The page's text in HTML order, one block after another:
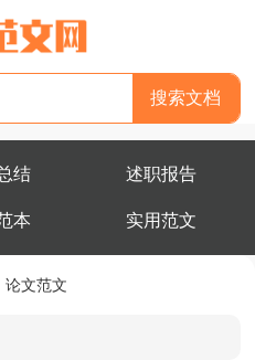
结 述职报告
本 实用范文
论文范文